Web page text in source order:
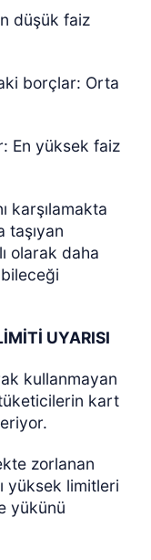
düşük faiz
borçlar: Orta
En yüksek faiz
karşılamakta
taşıyan
olarak daha
UYARISI
kullanmayan
kart
zorlanan
yüksek limitleri
yükünü